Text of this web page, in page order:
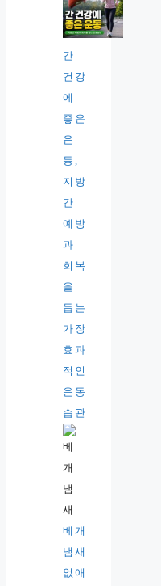
간
건강
에
좋은
운
동,
지방
간
예방
과
회복
을
돕는
가장
효과
적인
운동
습관
베개
냄새
없애